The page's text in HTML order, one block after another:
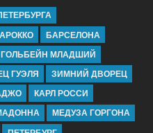
БАРСЕЛОНА
ГОЛЬБЕЙН МЛАДШИЙ
ГУЭЛЯ
ЗИМНИЙ ДВОРЕЦ
КАРЛ РОССИ
МЕДУЗА ГОРГОНА